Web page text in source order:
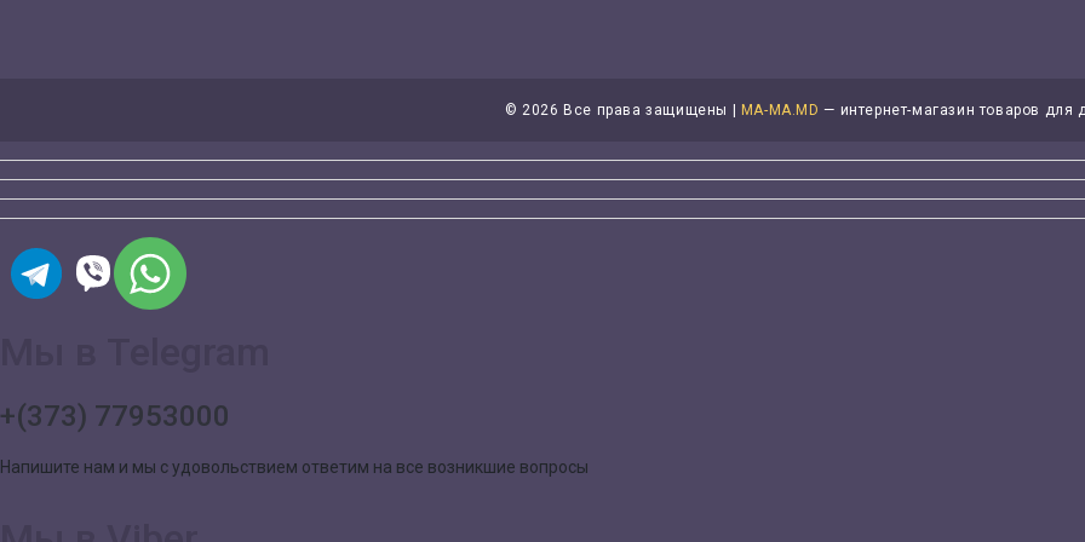
© 2026 Все права защищены | MA-MA.MD — интернет-магазин товаров для
+(373) 77953000
Напишите нам и мы с удовольствием ответим на все возникшие вопросы